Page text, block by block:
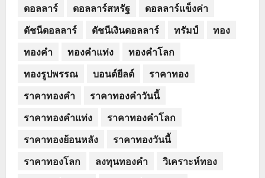
ดอลลาร์
ดอลลาร์สหรัฐ
ดอลลาร์แข็งค่า
ดัชนีดอลลาร์
ดัชนีเงินดอลลาร์ ทรัมป์
ทอง
ทองคำ
ทองคำแท่ง
ทองคำโลก
ทองรูปพรรณ
บอนด์ยีลด์
ราคาทอง
ราคาทองคำ
ราคาทองคำวันนี้
ราคาทองคำแท่ง
ราคาทองคำโลก
ราคาทองย้อนหลัง
ราคาทองวันนี้
ราคาทองโลก
ลงทุนทองคำ
วิเคราะห์ทอง